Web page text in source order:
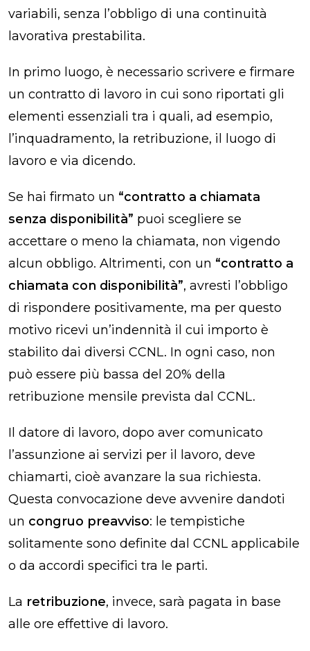
variabili, senza l’obbligo di una continuità
lavorativa prestabilita.
In primo luogo, è necessario scrivere e firmare
un contratto di lavoro in cui sono riportati gli
elementi essenziali tra i quali, ad esempio,
l’inquadramento, la retribuzione, il luogo di
lavoro e via dicendo.
Se hai firmato un “contratto a chiamata
senza disponibilità” puoi scegliere se
accettare o meno la chiamata, non vigendo
alcun obbligo. Altrimenti, con un “contratto a
chiamata con disponibilità”, avresti l’obbligo
di rispondere positivamente, ma per questo
motivo ricevi un’indennità il cui importo è
stabilito dai diversi CCNL. In ogni caso, non
può essere più bassa del 20% della
retribuzione mensile prevista dal CCNL.
Il datore di lavoro, dopo aver comunicato
l’assunzione ai servizi per il lavoro, deve
chiamarti, cioè avanzare la sua richiesta.
Questa convocazione deve avvenire dandoti
un congruo preavviso: le tempistiche
solitamente sono definite dal CCNL applicabile
o da accordi specifici tra le parti.
La retribuzione, invece, sarà pagata in base
alle ore effettive di lavoro.